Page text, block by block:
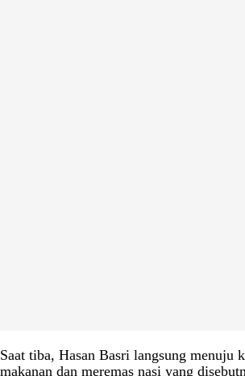
Saat tiba, Hasan Basri langsung menuju
makanan dan meremas nasi yang